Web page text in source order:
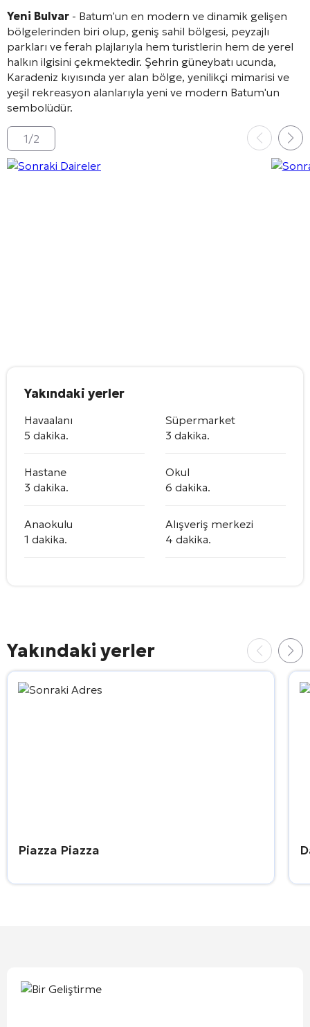
Yeni Bulvar - Batum'un en modern ve dinamik gelişen
bölgelerinden biri olup, geniş sahil bölgesi, peyzajlı
parkları ve ferah plajlarıyla hem turistlerin hem de yerel
halkın ilgisini çekmektedir. Şehrin güneybatı ucunda,
Karadeniz kıyısında yer alan bölge, yenilikçi mimarisi ve
yeşil rekreasyon alanlarıyla yeni ve modern Batum'un
sembolüdür.
1/2
Yakındaki yerler
Havaalanı
5 dakika.
Süpermarket
3 dakika.
Hastane
3 dakika.
Okul
6 dakika.
Anaokulu
1 dakika.
Alışveriş merkezi
4 dakika.
Yakındaki yerler
Piazza Piazza